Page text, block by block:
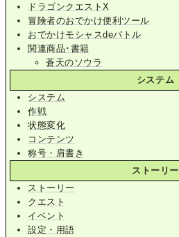
ドラゴンクエストX
冒険者のおでかけ便利ツール
おでかけモシャスdeバトル
関連商品･書籍
蒼天のソウラ
システム
システム
作戦
状態変化
コンテンツ
称号・肩書き
ストーリー
ストーリー
クエスト
イベント
設定・用語